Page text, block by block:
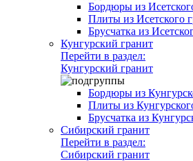
Бордюры из
Плиты из Исетского
Брусчатка из
Кунгурский гранит
Перейти в раздел:
Кунгурский гранит
Бордюры из
Плиты из
Брусчатка из
Сибирский гранит
Перейти в раздел:
Сибирский гранит